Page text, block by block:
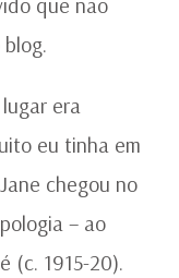
era
eu tinha em
chegou no
– ao
(c. 1915-20).